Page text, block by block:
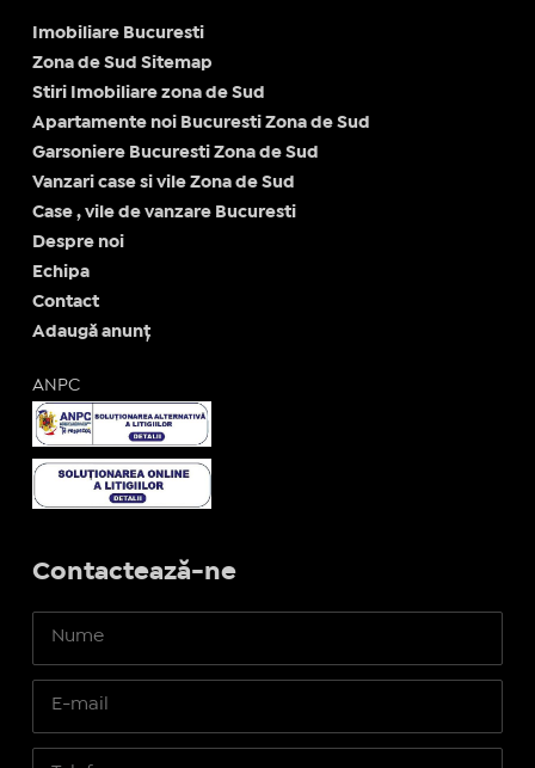
Imobiliare Bucuresti
Zona de Sud Sitemap
Stiri Imobiliare zona de Sud
Apartamente noi Bucuresti Zona de Sud
Garsoniere Bucuresti Zona de Sud
Vanzari case si vile Zona de Sud
Case , vile de vanzare Bucuresti
Despre noi
Echipa
Contact
Adaugă anunț
ANPC
Contactează-ne